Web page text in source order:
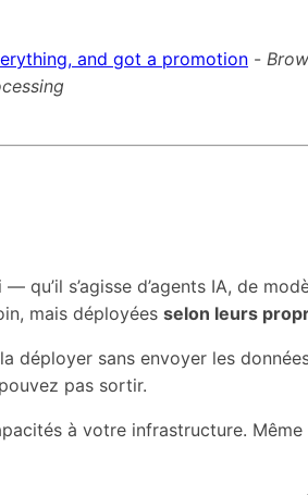
and got a promotion -
s’agisse d’agents IA, de
mais déployées selon leurs
déployer sans envoyer les
pas sortir.
à votre infrastructure. Même